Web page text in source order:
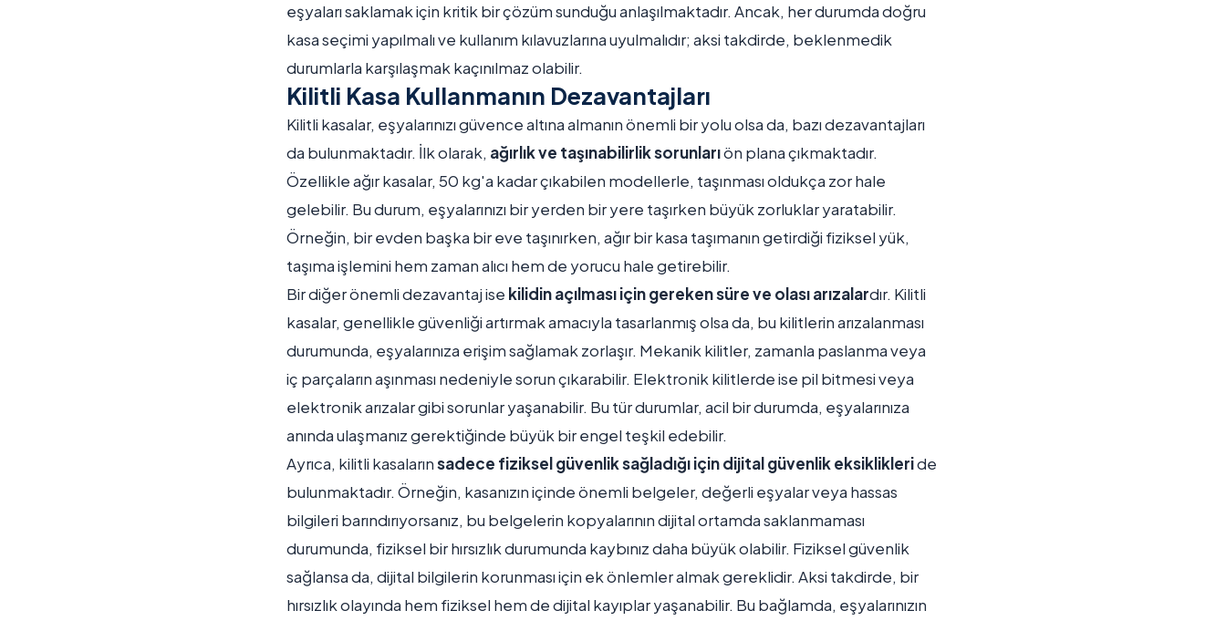
eşyaları saklamak için kritik bir çözüm sunduğu anlaşılmaktadır. Ancak, her durumda doğru
kasa seçimi yapılmalı ve kullanım kılavuzlarına uyulmalıdır; aksi takdirde, beklenmedik
durumlarla karşılaşmak kaçınılmaz olabilir.
Kilitli Kasa Kullanmanın Dezavantajları
Kilitli kasalar, eşyalarınızı güvence altına almanın önemli bir yolu olsa da, bazı dezavantajları
da bulunmaktadır. İlk olarak, ağırlık ve taşınabilirlik sorunlarıön plana çıkmaktadır.
Özellikle ağır kasalar, 50 kg'a kadar çıkabilen modellerle, taşınması oldukça zor hale
gelebilir. Bu durum, eşyalarınızı bir yerden bir yere taşırken büyük zorluklar yaratabilir.
Örneğin, bir evden başka bir eve taşınırken, ağır bir kasa taşımanın getirdiği fiziksel yük,
taşıma işlemini hem zaman alıcı hem de yorucu hale getirebilir.
Bir diğer önemli dezavantaj ise kilidin açılması için gereken süre ve olası arızalardır. Kilitli
kasalar, genellikle güvenliği artırmak amacıyla tasarlanmış olsa da, bu kilitlerin arızalanması
durumunda, eşyalarınıza erişim sağlamak zorlaşır. Mekanik kilitler, zamanla paslanma veya
iç parçaların aşınması nedeniyle sorun çıkarabilir. Elektronik kilitlerde ise pil bitmesi veya
elektronik arızalar gibi sorunlar yaşanabilir. Bu tür durumlar, acil bir durumda, eşyalarınıza
anında ulaşmanız gerektiğinde büyük bir engel teşkil edebilir.
Ayrıca, kilitli kasalarınsadece fiziksel güvenlik sağladığı için dijital güvenlik eksiklikleride
bulunmaktadır. Örneğin, kasanızın içinde önemli belgeler, değerli eşyalar veya hassas
bilgileri barındırıyorsanız, bu belgelerin kopyalarının dijital ortamda saklanmaması
durumunda, fiziksel bir hırsızlık durumunda kaybınız daha büyük olabilir. Fiziksel güvenlik
sağlansa da, dijital bilgilerin korunması için ek önlemler almak gereklidir. Aksi takdirde, bir
hırsızlık olayında hem fiziksel hem de dijital kayıplar yaşanabilir. Bu bağlamda, eşyalarınızın